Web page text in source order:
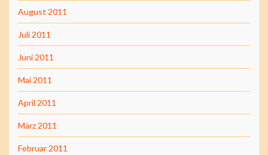
August 2011
Juli 2011
Juni 2011
Mai 2011
April 2011
März 2011
Februar 2011